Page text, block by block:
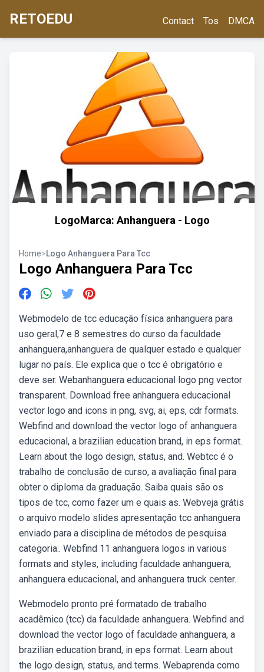
RETOEDU Contact Tos DMCA
LogoMarca: Anhanguera - Logo
Home>Logo Anhanguera Para Tcc
Logo Anhanguera Para Tcc
Webmodelo de tcc educação física anhanguera para
uso geral,7 e 8 semestres do curso da faculdade
anhanguera,anhanguera de qualquer estado e qualquer
lugar no país. Ele explica que o tcc é obrigatório e
deve ser. Webanhanguera educacional logo png vector
transparent. Download free anhanguera educacional
vector logo and icons in png, svg, ai, eps, cdr formats.
Webfind and download the vector logo of anhanguera
educacional, a brazilian education brand, in eps format.
Learn about the logo design, status, and. Webtcc é o
trabalho de conclusão de curso, a avaliação final para
obter o diploma da graduação. Saiba quais são os
tipos de tcc, como fazer um e quais as. Webveja grátis
o arquivo modelo slides apresentação tcc anhanguera
enviado para a disciplina de métodos de pesquisa
categoria:. Webfind 11 anhanguera logos in various
formats and styles, including faculdade anhanguera,
anhanguera educacional, and anhanguera truck center.
Webmodelo pronto pré formatado de trabalho
acadêmico (tcc) da faculdade anhanguera. Webfind and
download the vector logo of faculdade anhanguera, a
brazilian education brand, in eps format. Learn about
the logo design, status, and terms. Webaprenda como